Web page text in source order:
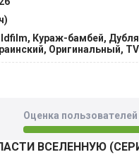
Кураж-бамбей,
Оригинальный,
Оценка пользователей
ВСЕЛЕННУЮ